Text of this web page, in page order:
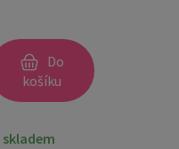
Do
košíku
skladem